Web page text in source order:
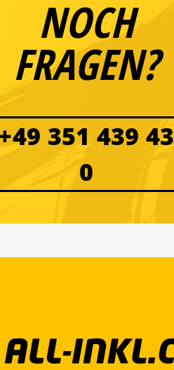
NOCH
FRAGEN?
351 439 43
0